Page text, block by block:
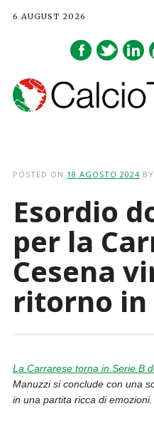
6 AUGUST 2026
POSTED ON 18 AGOSTO 2024 BY
Esordio
per la
Cesena
ritorno in
La Carrarese torna in Serie B
Manuzzi si conclude con una
in una partita ricca di emozioni.